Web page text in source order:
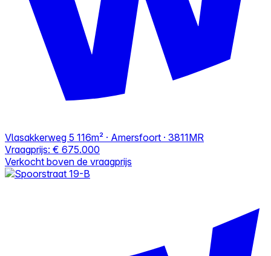
Vlasakkerweg 5 116m² · Amersfoort · 3811MR
Vraagprijs: € 675.000
Verkocht boven de vraagprijs